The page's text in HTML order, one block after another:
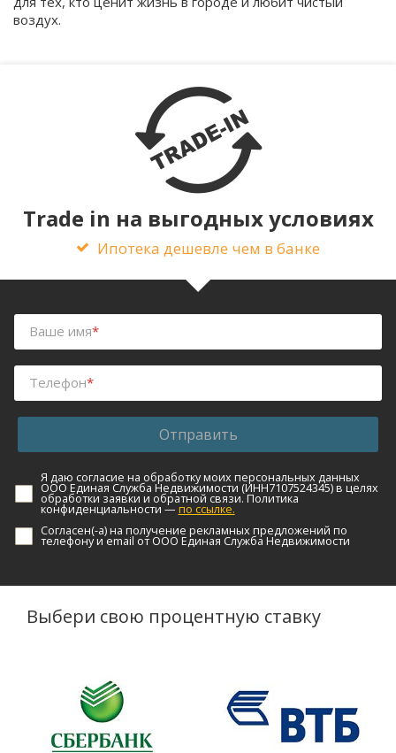
воздух.
Trade in на выгодных условиях
Ипотека дешевле чем в банке
Ваше имя*
Телефон*
Отправить
Я даю согласие на обработку моих персональных данных
ООО Единая Служба Недвижимости (ИНН7107524345) в целях
обработки заявки и обратной связи. Политика
конфиденциальности — по ссылке.
Согласен(-а) на получение рекламных предложений по
телефону и email от ООО Единая Служба Недвижимости
Выбери свою процентную ставку